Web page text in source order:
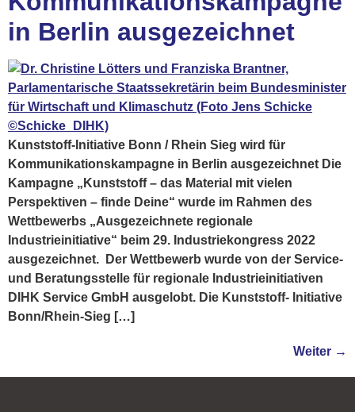
in Berlin ausgezeichnet
Kunststoff-Initiative Bonn / Rhein Sieg wird für
Kommunikationskampagne in Berlin ausgezeichnet Die
Kampagne „Kunststoff – das Material mit vielen
Perspektiven – finde Deine“ wurde im Rahmen des
Wettbewerbs „Ausgezeichnete regionale
Industrieinitiative“ beim 29. Industriekongress 2022
ausgezeichnet. Der Wettbewerb wurde von der Service-
und Beratungsstelle für regionale Industrieinitiativen
DIHK Service GmbH ausgelobt. Die Kunststoff- Initiative
Bonn/Rhein-Sieg […]
Weiter →